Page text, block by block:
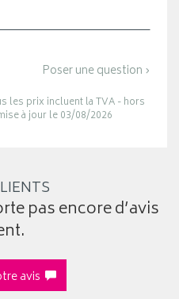
Poser une question ›
les prix incluent la TVA - hors
à jour le 03/08/2026
pas encore d’avis
avis